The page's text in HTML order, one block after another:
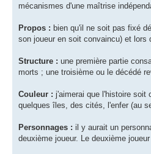
mécanismes d'une maîtrise
Propos : bien qu'il ne soit pas fixé
son joueur en soit convaincu) et lors
Structure : une première partie
morts ; une troisième ou le décédé
Couleur : j'aimerai que l'histoire soit
quelques îles, des cités, l'enfer (au
Personnages : il y aurait un
deuxième joueur. Le deuxième